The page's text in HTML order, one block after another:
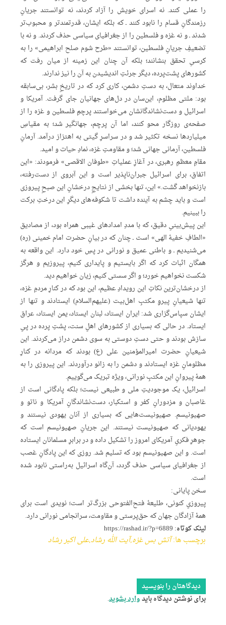
را عملی کنند. نه اسرای خویش را آزاد کردند، نه توانستند جریانِ
رزمندگانِ قسام را نابود کنند ـ که بلکه ایشان، قدرتمندتر و محبوب‌تر
شدند ـ و نه غزه و فلسطین را از جغرافیای سیاسی حذف کردند. و نه با
تضعیفِ جریانِ فلسطین، توانستند «طرح شوم صلح ابراهیمی» را به
کرسیِ تحقق بنشانند؛ بلکه آن چنان این زمینه از میان رفت که
کشورهای پشت‌پرده، دیگر جرئتِ اندیشیدن به آن را نیز ندارند.
خداوند متعال، به دستِ دشمن، کاری کرد که در تاریخِ بشر، بی‌سابقه
بود: ملتی مظلوم، این‌سان در دل‌های جهانیان جای گرفت. آمریکا و
اسرائیل و دست‌نشاندگانشان می‌خواستند پرچمِ فلسطین و غزه را از
صفحه‌ی روزگار محو کنند، اما آن پرچم، جهانگیر شد؛ به مقیاسِ
میلیاردها نسخه تکثیر شد و در سراسرِ گیتی به اهتزاز درآمد. آرمانِ
فلسطین، آرمانی جهانی شد؛ و مقاومتِ غزه، نمادِ حیات و امید.
مقامِ معظمِ رهبری، در آغازِ عملیاتِ «طوفان الاقصی» فرمودند: «این
اتفاق، برای اسرائیل جبران‌ناپذیر است و این آبروی از دست‌رفته،
بازنخواهد گشت.» این، تنها بخشی از نتایجِ درخشانِ این صبحِ پیروزی
است و باید چشم به آینده داشت تا شکوفه‌های دیگرِ این درختِ برکت
را ببینیم.
این پیش‌بینیِ دقیق، که با مددِ امدادهای غیبی همراه بود، از مصادیق
«الطافِ خفیۀ الهی» است ـ چنان که در بیانِ حضرت امام خمینی (ره)
می‌شنیدیم ـ و باطنی عمیق و نورانی در پسِ خود دارد. این واقعه به
همگان اثبات کرد که اگر بایستیم و پایداری کنیم، پیروزیم و هرگز
شکست نخواهیم خورد؛ و اگر سستى کنیم، زیان خواهیم دید.
از درخشان‌ترین نکاتِ این رویدادِ عظیم، این بود که در کنارِ مردمِ غزه،
تنها شیعیانِ پیروِ مکتبِ اهل‌بیت (علیهم‌السلام) ایستادند و تنها از
ایشان سپاس‌گزاری شد: ایران ایستاد، لبنان ایستاد، یمن ایستاد، عراق
ایستاد. در حالی که بسیاری از کشورهای اهلِ سنت، پشتِ پرده در پیِ
سازش بودند و حتی دستِ دوستی به سوی دشمن دراز می‌کردند. این
شیعیانِ حضرت امیرالمؤمنین علی (ع) بودند که مردانه در کنارِ
مظلومانِ غزه ایستادند و دشمن را به زانو درآوردند. این پیروزی را به
همۀ پیروانِ این مکتبِ نورانی، ویژه تبریک می‌گوییم.
اسرائیل، یک موجودیتِ ملی و طبیعی نیست؛ بلکه پادگانی است از
غاصبان و مزدورانِ کفر و استکبار، دست‌نشاندگانِ آمریکا و ناتو و
صهیونیسم. صهیونیست‌هایی که بسیاری از آنان یهودی نیستند و
یهودیانی که صهیونیست نیستند. این جریانِ صهیونیسم است که
جوهرِ فکریِ آمریکای امروز را تشکیل داده و در برابرِ مسلمانان ایستاده
است. و این صهیونیسم بود که تسلیم شد. روزی که این پادگانِ غصب
از جغرافیای سیاسی حذف گردد، آن‌گاه اسرائیل به‌راستی نابود شده
است.
سخن پایانی:
پیروزیِ کنونی، طلیعۀ فتح‌الفتوحی بزرگ‌تر است؛ نویدی است برای
همۀ آزادگان جهان که حق‌پرستی و مقاومت، سرانجامی نورانی دارد.
لینک کوتاه: https://rashad.ir/?p=6889
برچسب ها:آتش بس غزه,آیت الله رشاد,علی اکبر رشاد
دیدگاهتان را بنویسید
برای نوشتن دیدگاه بایدوارد بشوید.